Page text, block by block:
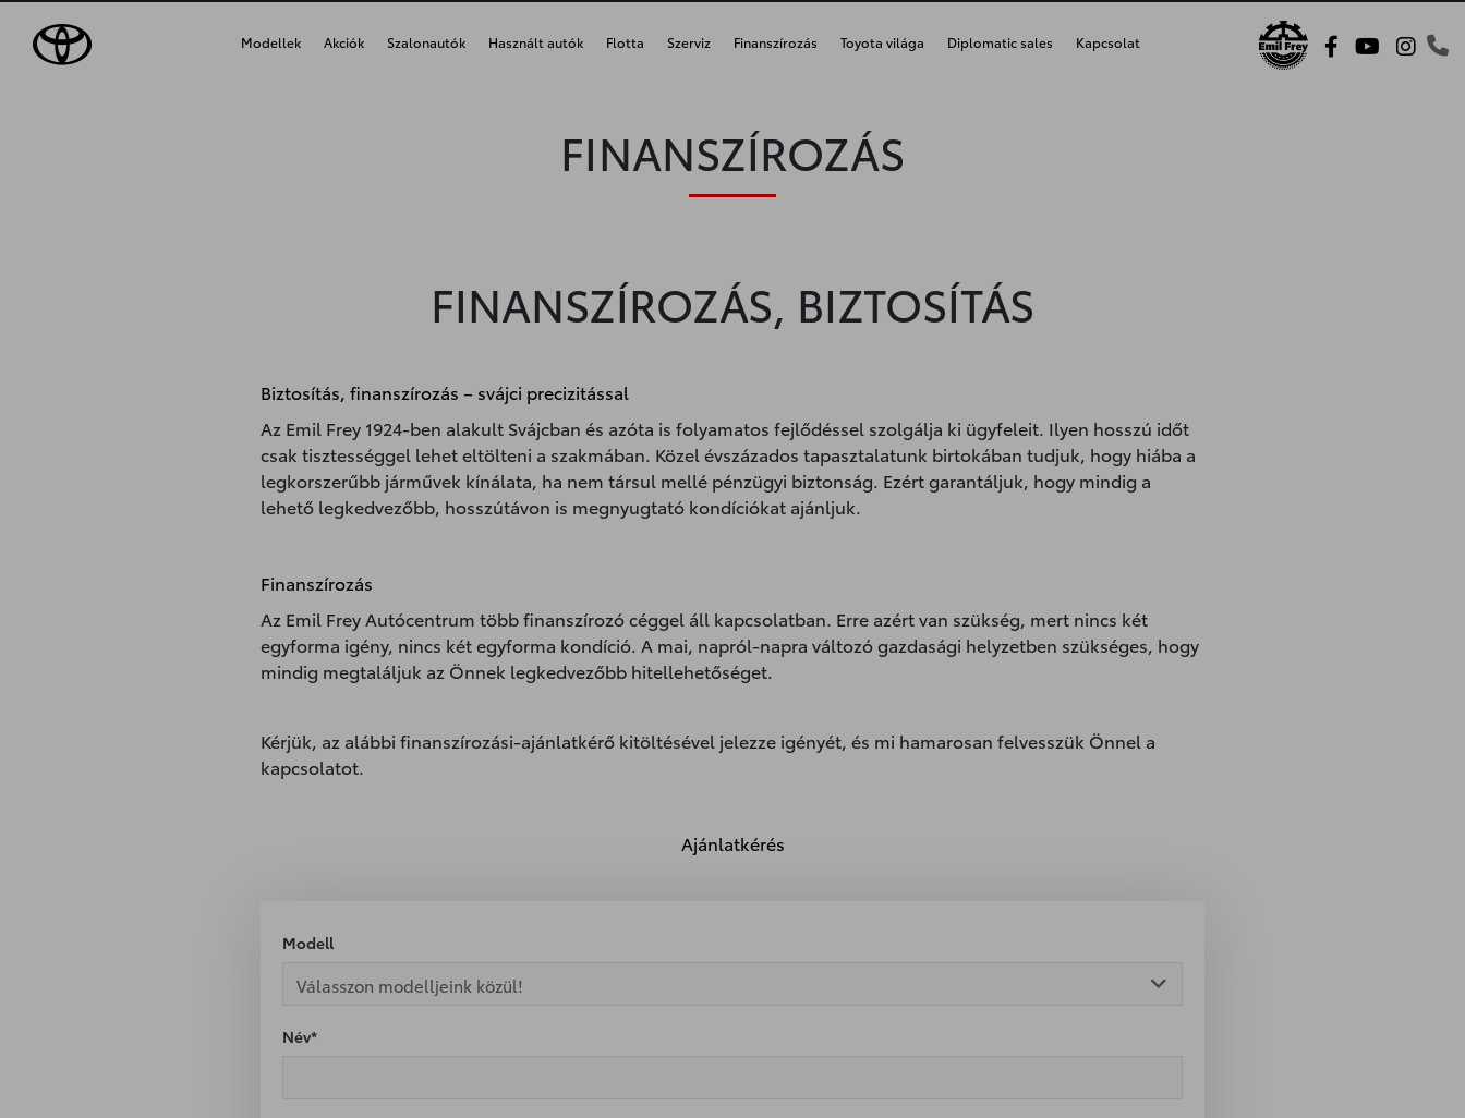
Modellek Akciók Szalonautók Használt autók Flotta Szerviz Finanszírozás Toyota világa Diplomatic sales Kapcsolat
FINANSZÍROZÁS
FINANSZÍROZÁS, BIZTOSÍTÁS
Biztosítás, finanszírozás – svájci precizitással
Az Emil Frey 1924-ben alakult Svájcban és azóta is folyamatos fejlődéssel szolgálja ki ügyfeleit. Ilyen hosszú időt
csak tisztességgel lehet eltölteni a szakmában. Közel évszázados tapasztalatunk birtokában tudjuk, hogy hiába a
legkorszerűbb járművek kínálata, ha nem társul mellé pénzügyi biztonság. Ezért garantáljuk, hogy mindig a
lehető legkedvezőbb, hosszútávon is megnyugtató kondíciókat ajánljuk.
Finanszírozás
Az Emil Frey Autócentrum több finanszírozó céggel áll kapcsolatban. Erre azért van szükség, mert nincs két
egyforma igény, nincs két egyforma kondíció. A mai, napról-napra változó gazdasági helyzetben szükséges, hogy
mindig megtaláljuk az Önnek legkedvezőbb hitellehetőséget.
Kérjük, az alábbi finanszírozási-ajánlatkérő kitöltésével jelezze igényét, és mi hamarosan felvesszük Önnel a
kapcsolatot.
Ajánlatkérés
Modell
Válasszon modelljeink közül!
Név*